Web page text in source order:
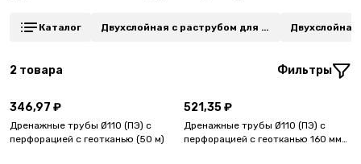
Каталог
Двухслойная с раструбом для н
2 товара Фильтры
346,97 ₽
Дренажные трубы Ø110 (ПЭ) с
перфорацией с геотканью (50 м)
521,35 ₽
Дренажные трубы Ø110 (ПЭ) с
перфорацией с геотканью 160 мм